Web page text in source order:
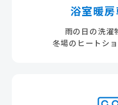
浴室暖
雨の日の洗濯
冬場のヒートシ